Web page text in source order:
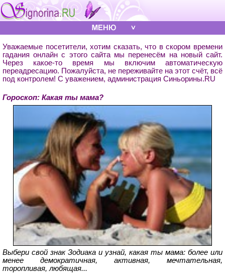
Уважаемые посетители, хотим сказать, что в скором времени
гадания онлайн с этого сайта мы перенесём на новый сайт.
Через какое-то время мы включим автоматическую
переадресацию. Пожалуйста, не переживайте на этот счёт, всё
под контролем! С уважением, администрация Синьорины.RU
Гороскоп: Какая ты мама?
Выбери свой знак Зодиака и узнай, какая ты мама: более или
менее демократичная, активная, мечтательная,
торопливая, любящая...